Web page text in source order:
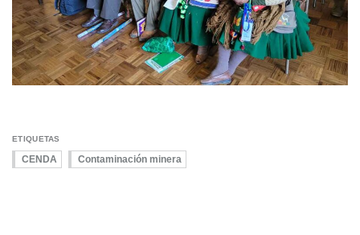
ETIQUETAS
CENDA Contaminación minera